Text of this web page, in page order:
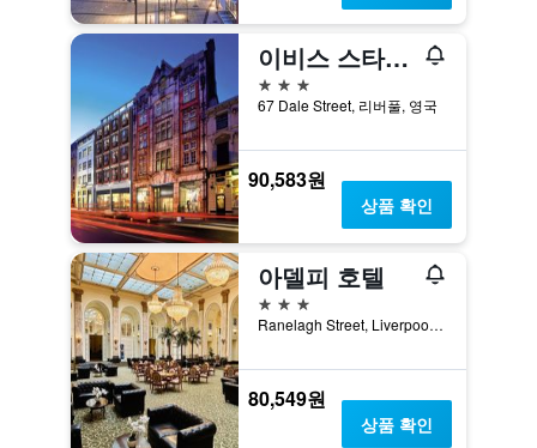
이비스 스타일즈 리버풀 센터 데일 스트리트
3성급
67 Dale Street, 리버풀, 영국
90,583원
상품 확인
아델피 호텔
3성급
Ranelagh Street, Liverpool L3 5UL, 리버풀, 영국
80,549원
상품 확인